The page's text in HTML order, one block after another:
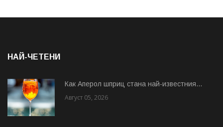
НАЙ-ЧЕТЕНИ
Как Аперол шприц стана най-известния...
Август 05, 2026